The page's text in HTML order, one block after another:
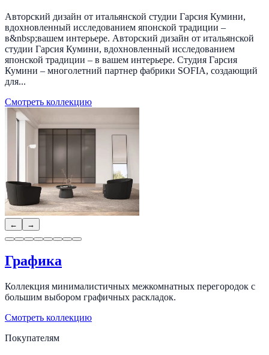
Авторский дизайн от итальянской студии Гарсия Кумини,
вдохновленный исследованием японской традиции –
в&nbsp;вашем интерьере. Авторский дизайн от итальянской
студии Гарсия Кумини, вдохновленный исследованием
японской традиции – в вашем интерьере. Студия Гарсия
Кумини – многолетний партнер фабрики SOFIA, создающий
для...
Смотреть коллекцию
← →
Графика
Коллекция минималистичных межкомнатных перегородок с
большим выбором графичных раскладок.
Смотреть коллекцию
Покупателям